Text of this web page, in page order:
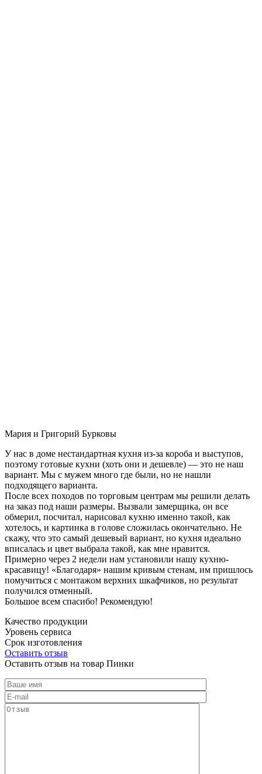
Мария и Григорий Бурковы
У нас в доме нестандартная кухня из-за короба и выступов,
поэтому готовые кухни (хоть они и дешевле) — это не наш
вариант. Мы с мужем много где были, но не нашли
подходящего варианта.
После всех походов по торговым центрам мы решили делать
на заказ под наши размеры. Вызвали замерщика, он все
обмерил, посчитал, нарисовал кухню именно такой, как
хотелось, и картинка в голове сложилась окончательно. Не
скажу, что это самый дешевый вариант, но кухня идеально
вписалась и цвет выбрала такой, как мне нравится.
Примерно через 2 недели нам установили нашу кухню-
красавицу! «Благодаря» нашим кривым стенам, им пришлось
помучиться с монтажом верхних шкафчиков, но результат
получился отменный.
Большое всем спасибо! Рекомендую!
Качество продукции
Уровень сервиса
Срок изготовления
Оставить отзыв
Оставить отзыв на товар Пинки